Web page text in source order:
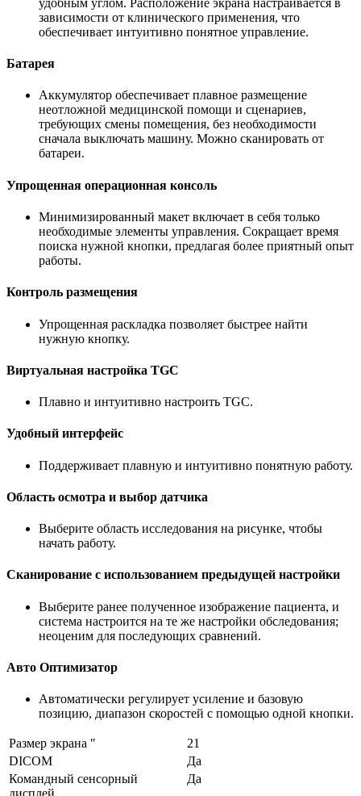
удобным углом. Расположение экрана настраивается в
зависимости от клинического применения, что
обеспечивает интуитивно понятное управление.
Батарея
Аккумулятор обеспечивает плавное размещение
неотложной медицинской помощи и сценариев,
требующих смены помещения, без необходимости
сначала выключать машину. Можно сканировать от
батареи.
Упрощенная операционная консоль
Минимизированный макет включает в себя только
необходимые элементы управления. Сокращает время
поиска нужной кнопки, предлагая более приятный опыт
работы.
Контроль размещения
Упрощенная раскладка позволяет быстрее найти
нужную кнопку.
Виртуальная настройка TGC
Плавно и интуитивно настроить TGC.
Удобный интерфейс
Поддерживает плавную и интуитивно понятную работу.
Область осмотра и выбор датчика
Выберите область исследования на рисунке, чтобы
начать работу.
Сканирование с использованием предыдущей настройки
Выберите ранее полученное изображение пациента, и
система настроится на те же настройки обследования;
неоценим для последующих сравнений.
Авто Оптимизатор
Автоматически регулирует усиление и базовую
позицию, диапазон скоростей с помощью одной кнопки.
Размер экрана ″
21
DICOM
Да
Командный сенсорный
Да